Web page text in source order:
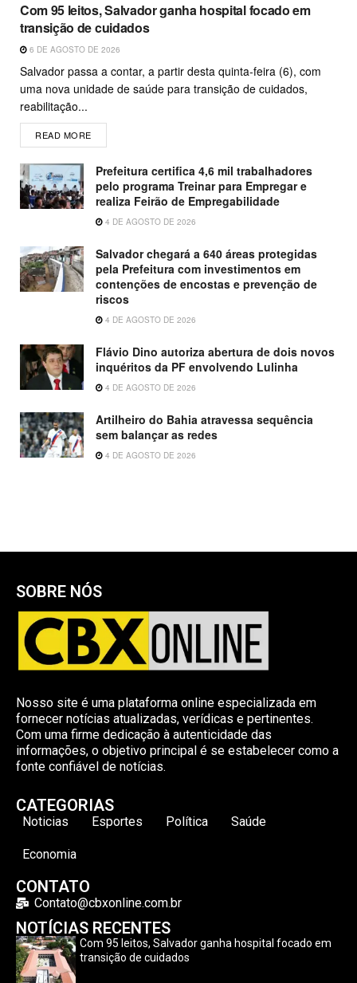
Com 95 leitos, Salvador ganha hospital focado em
transição de cuidados
6 DE AGOSTO DE 2026
Salvador passa a contar, a partir desta quinta-feira (6), com
uma nova unidade de saúde para transição de cuidados,
reabilitação...
READ MORE
Prefeitura certifica 4,6 mil trabalhadores
pelo programa Treinar para Empregar e
realiza Feirão de Empregabilidade
4 DE AGOSTO DE 2026
Salvador chegará a 640 áreas protegidas
pela Prefeitura com investimentos em
contenções de encostas e prevenção de
riscos
4 DE AGOSTO DE 2026
Flávio Dino autoriza abertura de dois novos
inquéritos da PF envolvendo Lulinha
4 DE AGOSTO DE 2026
Artilheiro do Bahia atravessa sequência
sem balançar as redes
4 DE AGOSTO DE 2026
SOBRE NÓS
Nosso site é uma plataforma online especializada em
fornecer notícias atualizadas, verídicas e pertinentes.
Com uma firme dedicação à autenticidade das
informações, o objetivo principal é se estabelecer como a
fonte confiável de notícias.
CATEGORIAS
Noticias Esportes Política Saúde
Economia
CONTATO
Contato@cbxonline.com.br
NOTÍCIAS RECENTES
Com 95 leitos, Salvador ganha hospital focado em
transição de cuidados